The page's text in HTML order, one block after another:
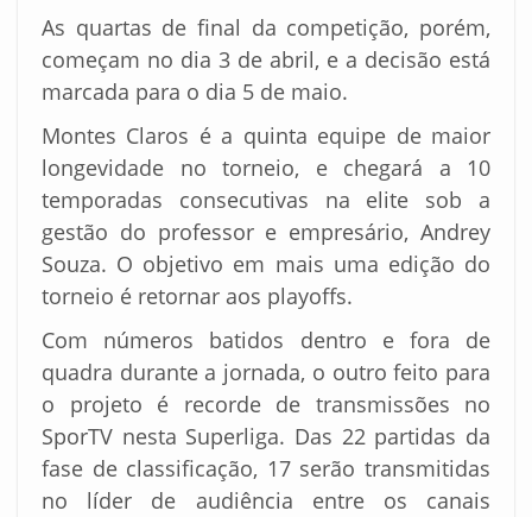
As quartas de final da competição, porém,
começam no dia 3 de abril, e a decisão está
marcada para o dia 5 de maio.
Montes Claros é a quinta equipe de maior
longevidade no torneio, e chegará a 10
temporadas consecutivas na elite sob a
gestão do professor e empresário, Andrey
Souza. O objetivo em mais uma edição do
torneio é retornar aos playoffs.
Com números batidos dentro e fora de
quadra durante a jornada, o outro feito para
o projeto é recorde de transmissões no
SporTV nesta Superliga. Das 22 partidas da
fase de classificação, 17 serão transmitidas
no líder de audiência entre os canais